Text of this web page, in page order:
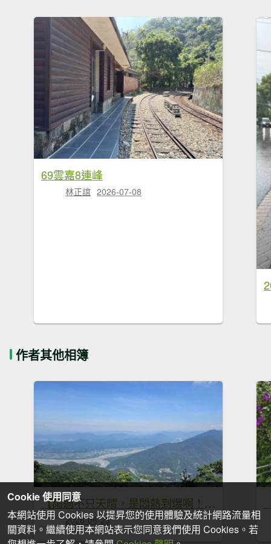
69雲嘉8連峰
林正誼 2026-07-08
作者其他相簿
【雨過不只天晴，是悶熱到爆啊！😵😵‍💫】第22次下尾寮山。
2026-06-23
Cookie 使用同意
本網站使用 Cookies 以提昇您的使用體驗及統計網路流量相
關資料。繼續使用本網站表示您同意我們使用 Cookies。若